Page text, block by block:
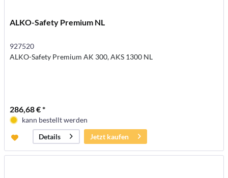
ALKO-Safety Premium NL
927520
ALKO-Safety Premium AK 300, AKS 1300 NL
286,68 € *
kann bestellt werden
Details
Jetzt kaufen